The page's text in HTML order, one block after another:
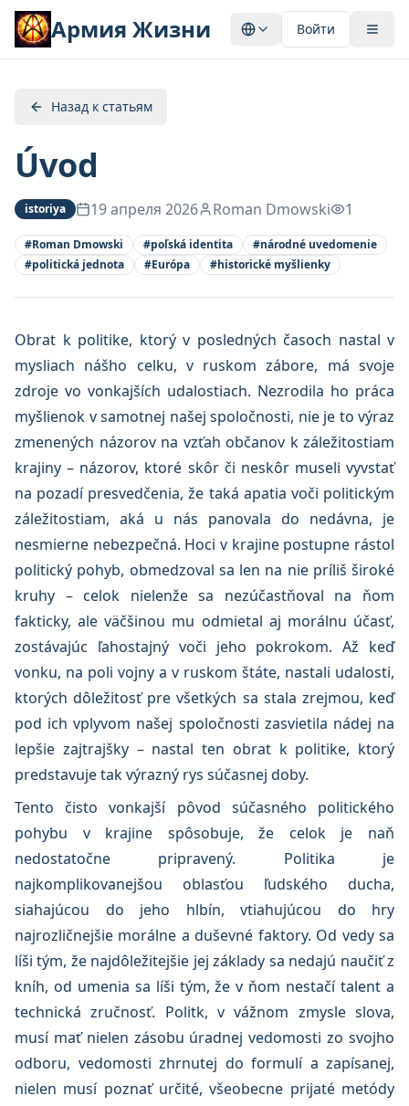
Армия Жизни Войти
Назад к статьям
Úvod
istoriya 19 апреля 2026 Roman Dmowski 1
#Roman Dmowski #poľská identita #národné uvedomenie
#politická jednota #Európa #historické myšlienky
Obrat k politike, ktorý v posledných časoch nastal v
mysliach nášho celku, v ruskom zábore, má svoje
zdroje vo vonkajších udalostiach. Nezrodila ho práca
myšlienok v samotnej našej spoločnosti, nie je to výraz
zmenených názorov na vzťah občanov k záležitostiam
krajiny – názorov, ktoré skôr či neskôr museli vyvstať
na pozadí presvedčenia, že taká apatia voči politickým
záležitostiam, aká u nás panovala do nedávna, je
nesmierne nebezpečná. Hoci v krajine postupne rástol
politický pohyb, obmedzoval sa len na nie príliš široké
kruhy – celok nielenže sa nezúčastňoval na ňom
fakticky, ale väčšinou mu odmietal aj morálnu účasť,
zostávajúc ľahostajný voči jeho pokrokom. Až keď
vonku, na poli vojny a v ruskom štáte, nastali udalosti,
ktorých dôležitosť pre všetkých sa stala zrejmou, keď
pod ich vplyvom našej spoločnosti zasvietila nádej na
lepšie zajtrajšky – nastal ten obrat k politike, ktorý
predstavuje tak výrazný rys súčasnej doby.
Tento čisto vonkajší pôvod súčasného politického
pohybu v krajine spôsobuje, že celok je naň
nedostatočne pripravený. Politika je
najkomplikovanejšou oblasťou ľudského ducha,
siahajúcou do jeho hlbín, vtiahujúcou do hry
najrozličnejšie morálne a duševné faktory. Od vedy sa
líši tým, že najdôležitejšie jej základy sa nedajú naučiť z
kníh, od umenia sa líši tým, že v ňom nestačí talent a
technická zručnosť. Politk, v vážnom zmysle slova,
musí mať nielen zásobu úradnej vedomosti zo svojho
odboru, vedomosti zhrnutej do formulí a zapísanej,
nielen musí poznať určité, všeobecne prijaté metódy